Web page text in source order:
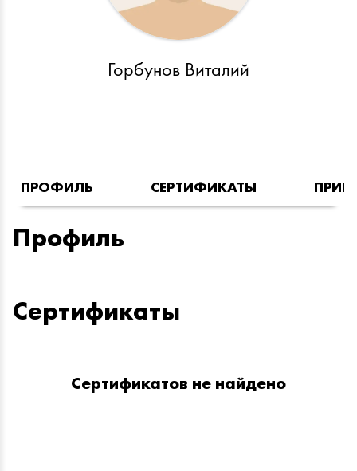
Горбунов Виталий
ПРОФИЛЬ СЕРТИФИКАТЫ
Профиль
Сертификаты
Сертификатов не найдено